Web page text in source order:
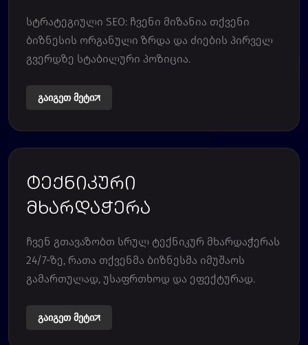
სტრატეგიული SEO: ჩვენი მიზანია თქვენი
ბიზნესის ორგანული ზრდა და ძიების პირველ
გვერდზე სტაბილური პოზიცია.
გაიგეთ მეტი
ტექნიკური
მხარდაჭერა
ჩვენ გთავაზობთ სრულ ტექნიკურ მხარდაჭერას
24/7-ზე, რათა თქვენმა ბიზნესმა იმუშაოს
გამართულად, უსაფრთხოდ და ეფექტურად.
გაიგეთ მეტი